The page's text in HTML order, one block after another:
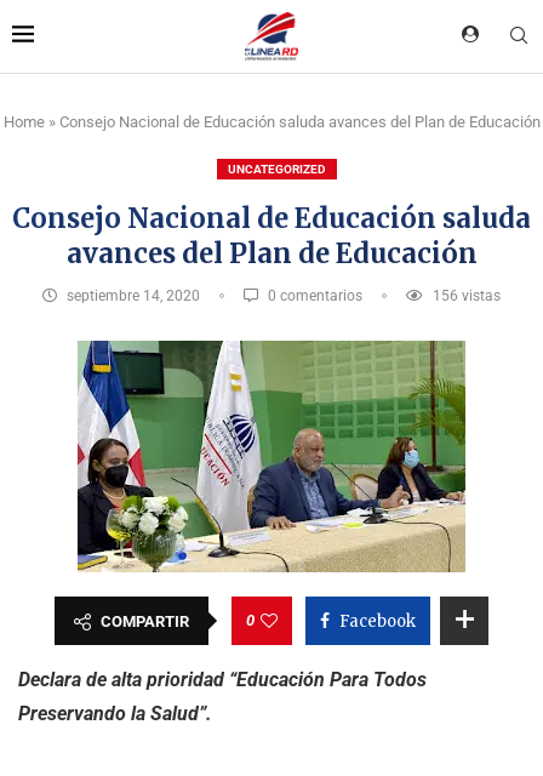
Home» Consejo Nacional de Educación saluda avances del Plan de Educación
UNCATEGORIZED
Consejo Nacional de Educación saluda
avances del Plan de Educación
septiembre 14, 2020 0 comentarios 156 vistas
COMPARTIR 0 Facebook
Declara de alta prioridad “Educación Para Todos
Preservando la Salud”.